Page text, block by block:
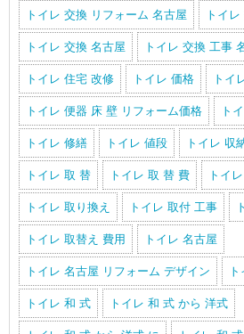
トイレ 交換 リフォーム 名古屋 トイ
トイレ 交換 名古屋 トイレ 交換 工事
トイレ 住宅 改修 トイレ 価格 トイ
トイレ 便器 床 壁 リフォーム価格 ト
トイレ 修繕 トイレ 値段 トイレ 収
トイレ 取 替 トイレ 取 替 費 トイ
トイレ 取り換え トイレ 取付 工事
トイレ 取替え 費用 トイレ 名古屋
トイレ 名古屋 リフォーム デザイン
トイレ 和 式 トイレ 和 式 から 洋式